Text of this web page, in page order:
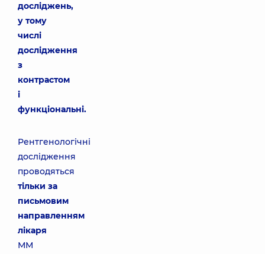
досліджень,
у тому
числі
дослідження
з
контрастом
і
функціональні.
Рентгенологічні
дослідження
проводяться
тільки за
письмовим
направленням
лікаря
ММ